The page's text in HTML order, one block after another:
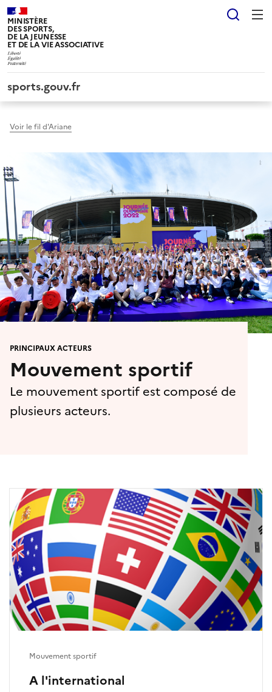
MINISTÈRE
DES SPORTS,
DE LA JEUNESSE
ET DE LA VIE ASSOCIATIVE
sports.gouv.fr
Voir le fil d'Ariane
PRINCIPAUX ACTEURS
Mouvement sportif
Le mouvement sportif est composé de
plusieurs acteurs.
A l'international
Mouvement sportif
Panneau de gestion des cookies tarteaucitron